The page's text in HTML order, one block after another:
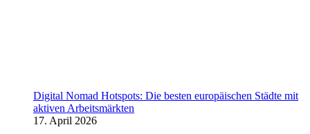
Digital Nomad Hotspots: Die besten europäischen Städte mit
aktiven Arbeitsmärkten
17. April 2026